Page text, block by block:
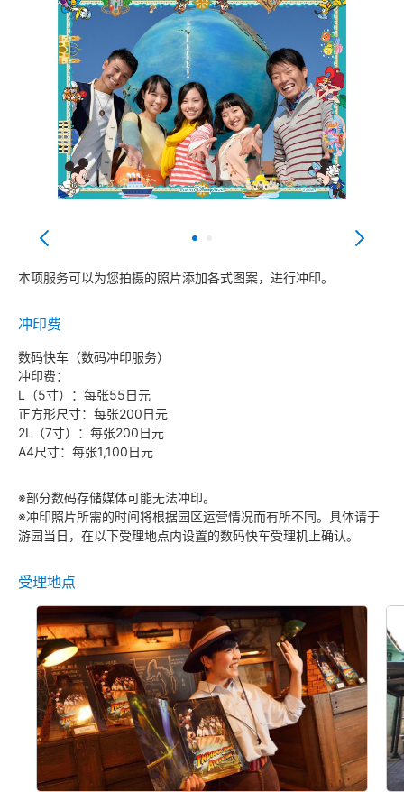
本项服务可以为您拍摄的照片添加各式图案，进行冲印。
冲印费
数码快车（数码冲印服务）
冲印费：
L（5寸）：每张55日元
正方形尺寸：每张200日元
2L（7寸）：每张200日元
A4尺寸：每张1,100日元
※部分数码存储媒体可能无法冲印。
※冲印照片所需的时间将根据园区运营情况而有所不同。具体请于
游园当日，在以下受理地点内设置的数码快车受理机上确认。
受理地点